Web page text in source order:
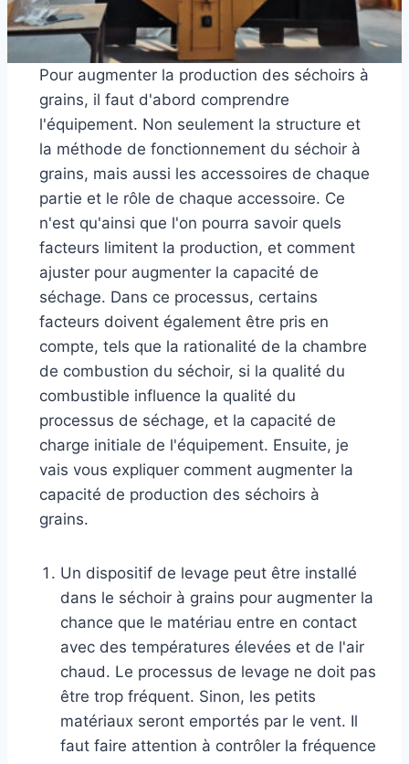
Pour augmenter la production des séchoirs à
grains, il faut d'abord comprendre
l'équipement. Non seulement la structure et
la méthode de fonctionnement du séchoir à
grains, mais aussi les accessoires de chaque
partie et le rôle de chaque accessoire. Ce
n'est qu'ainsi que l'on pourra savoir quels
facteurs limitent la production, et comment
ajuster pour augmenter la capacité de
séchage. Dans ce processus, certains
facteurs doivent également être pris en
compte, tels que la rationalité de la chambre
de combustion du séchoir, si la qualité du
combustible influence la qualité du
processus de séchage, et la capacité de
charge initiale de l'équipement. Ensuite, je
vais vous expliquer comment augmenter la
capacité de production des séchoirs à
grains.
Un dispositif de levage peut être installé
dans le séchoir à grains pour augmenter la
chance que le matériau entre en contact
avec des températures élevées et de l'air
chaud. Le processus de levage ne doit pas
être trop fréquent. Sinon, les petits
matériaux seront emportés par le vent. Il
faut faire attention à contrôler la fréquence